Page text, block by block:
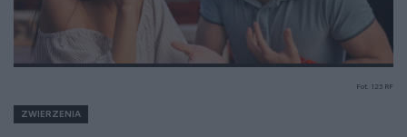
Fot. 123 RF
ZWIERZENIA